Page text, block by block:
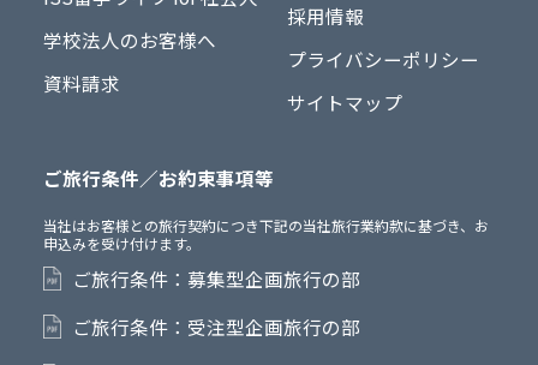
学校法人のお客様へ
資料請求
採用情報
プライバシーポリシー
サイトマップ
ご旅行条件／お約束事項等
当社はお客様との旅行契約につき下記の当社旅行業約款に基づき、お
申込みを受け付けます。
ご旅行条件：募集型企画旅行の部
ご旅行条件：受注型企画旅行の部